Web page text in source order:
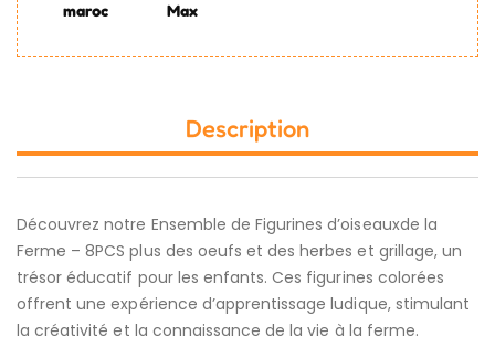
maroc
Max
Description
Découvrez notre Ensemble de Figurines d’oiseauxde la
Ferme – 8PCS plus des oeufs et des herbes et grillage, un
trésor éducatif pour les enfants. Ces figurines colorées
offrent une expérience d’apprentissage ludique, stimulant
la créativité et la connaissance de la vie à la ferme.